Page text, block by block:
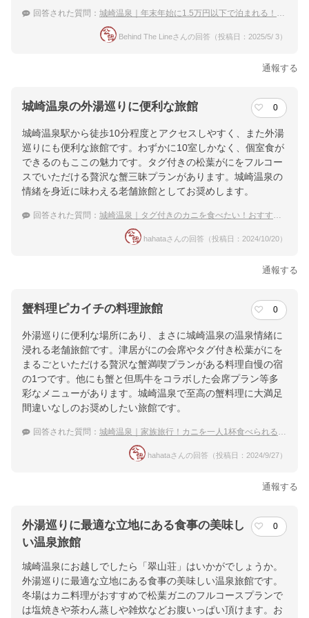
回答された質問： 城崎温泉｜年末年始に1.5万円以下で泊まれる！おすすめの安い宿は？
Behind The Lineさんの回答（投稿日：2025/5/ 3）
通報する
城崎温泉の外湯巡りに便利な旅館 0
城崎温泉駅から徒歩10分程度とアクセスしやすく、また外湯
巡りにも便利な旅館です。わずかに10室しかなく、個室食が
できるのもここの魅力です。タグ付きの松葉がにをフルコー
スでいただける贅沢な蟹三昧プランがあります。城崎温泉の
情緒を身近に味わえる老舗旅館としてお奨めします。
回答された質問： 城崎温泉｜タグ付きのカニを食べたい！おすすめの宿は？
hahataさんの回答（投稿日：2024/10/20）
通報する
蟹料理ピカイチの料理旅館 0
外湯巡りに便利な場所にあり、まさに城崎温泉の温泉情緒に
浸れる老舗旅館です。津居がにの会席やタグ付き松葉がにを
まるごといただける贅沢な蟹満喫プランがある料理自慢の宿
の1つです。他にも蟹と但馬牛をコラボした会席プラン等多
彩なメニューがあります。城崎温泉で至高の蟹料理に大満足
間違いなしのお奨めしたい旅館です。
回答された質問： 城崎温泉｜家族旅行！カニを一人1杯食べられる宿のおすすめは？
hahataさんの回答（投稿日：2024/9/27）
通報する
外湯巡りに最適な立地にある食事の美味し
い温泉旅館
0
城崎温泉にお越しでしたら「翠山荘」はいかがでしょうか。
外湯巡りに最適な立地にある食事の美味しい温泉旅館です。
冬場はカニ料理がおすすめで松葉ガニのフルコースプランで
は塩焼きや茶わん蒸しや雑炊などお腹いっぱい頂けます。お